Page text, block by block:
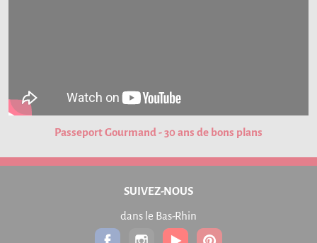
Passeport Gourmand - 30 ans de bons plans
SUIVEZ-NOUS
dans le Bas-Rhin